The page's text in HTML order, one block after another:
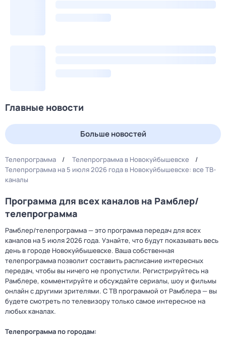
Главные новости
Больше новостей
Телепрограмма
Телепрограмма в Новокуйбышевске
Телепрограмма на 5 июля 2026 года в Новокуйбышевске: все ТВ-
каналы
Программа для всех каналов на Рамблер/
телепрограмма
Рамблер/телепрограмма — это программа передач для всех
каналов на 5 июля 2026 года. Узнайте, что будут показывать весь
день в городе Новокуйбышевске. Ваша собственная
телепрограмма позволит составить расписание интересных
передач, чтобы вы ничего не пропустили. Регистрируйтесь на
Рамблере, комментируйте и обсуждайте сериалы, шоу и фильмы
онлайн с другими зрителями. С ТВ программой от Рамблера — вы
будете смотреть по телевизору только самое интересное на
любых каналах.
Телепрограмма по городам: